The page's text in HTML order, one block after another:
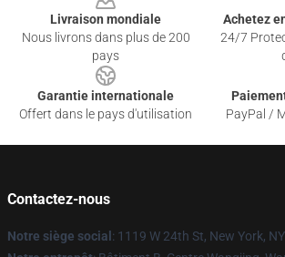
Livraison mondiale
Nous livrons dans plus de 200
pays
Achetez
24/7
Garantie internationale
Offert dans le pays d'utilisation
PayPal /
Contactez-nous
Notre siège social : 1119 W 24th St, New York,